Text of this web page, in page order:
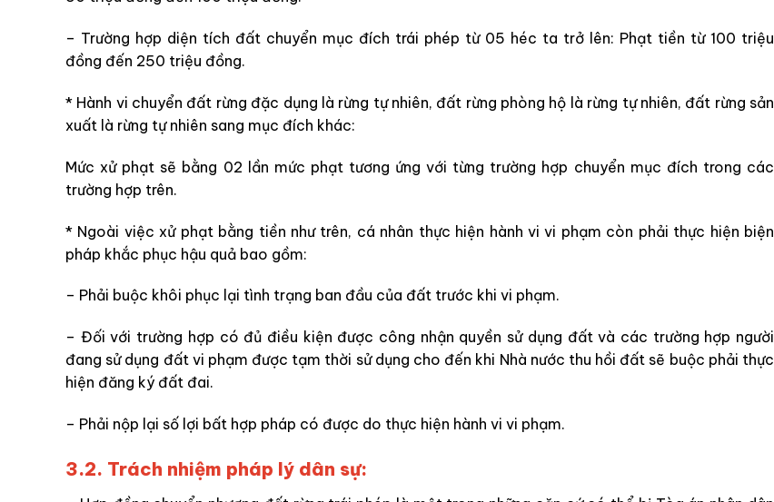
– Trường hợp diện tích đất chuyển mục đích trái phép từ 05 héc ta trở lên: Phạt tiền từ 100 triệu
đồng đến 250 triệu đồng.
* Hành vi chuyển đất rừng đặc dụng là rừng tự nhiên, đất rừng phòng hộ là rừng tự nhiên, đất rừng sản
xuất là rừng tự nhiên sang mục đích khác:
Mức xử phạt sẽ bằng 02 lần mức phạt tương ứng với từng trường hợp chuyển mục đích trong các
trường hợp trên.
* Ngoài việc xử phạt bằng tiền như trên, cá nhân thực hiện hành vi vi phạm còn phải thực hiện biện
pháp khắc phục hậu quả bao gồm:
– Phải buộc khôi phục lại tình trạng ban đầu của đất trước khi vi phạm.
– Đối với trường hợp có đủ điều kiện được công nhận quyền sử dụng đất và các trường hợp người
đang sử dụng đất vi phạm được tạm thời sử dụng cho đến khi Nhà nước thu hồi đất sẽ buộc phải thực
hiện đăng ký đất đai.
– Phải nộp lại số lợi bất hợp pháp có được do thực hiện hành vi vi phạm.
3.2. Trách nhiệm pháp lý dân sự: